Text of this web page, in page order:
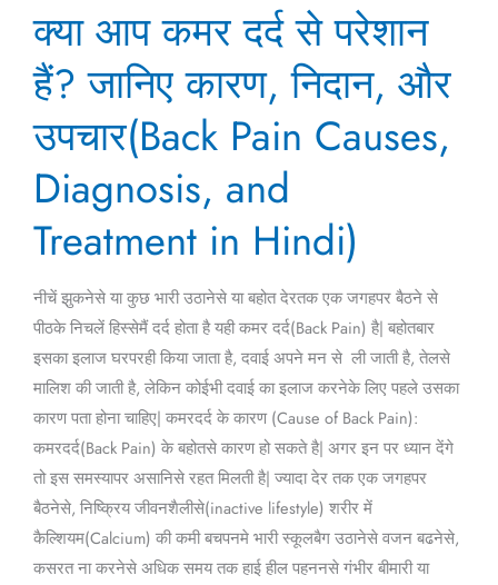
क्या आप कमर दर्द से परेशान
हैं? जानिए कारण, निदान, और
उपचार(Back Pain Causes,
Diagnosis, and
Treatment in Hindi)
नीचें झुकनेसे या कुछ भारी उठानेसे या बहोत देरतक एक जगहपर बैठने से
पीठके निचलें हिस्सेमैं दर्द होता है यही कमर दर्द(Back Pain) है| बहोतबार
इसका इलाज घरपरही किया जाता है, दवाई अपने मन से ली जाती है, तेलसे
मालिश की जाती है, लेकिन कोईभी दवाई का इलाज करनेके लिए पहले उसका
कारण पता होना चाहिए| कमरदर्द के कारण (Cause of Back Pain):
कमरदर्द(Back Pain) के बहोतसे कारण हो सकते है| अगर इन पर ध्यान देंगे
तो इस समस्यापर असानिसे रहत मिलती है| ज्यादा देर तक एक जगहपर
बैठनेसे, निष्क्रिय जीवनशैलीसे(inactive lifestyle) शरीर में
कैल्शियम(Calcium) की कमी बचपनमे भारी स्कूलबैग उठानेसे वजन बढनेसे,
कसरत ना करनेसे अधिक समय तक हाई हील पहननसे गंभीर बीमारी या
आप
दर्द
परेशान
हैं?
जानिए
कारण,
और
उपचार(Back
Pain
Causes,
Diagnosis,
and
Treatment
in
Hindi)